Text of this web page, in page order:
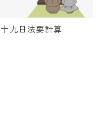
九日法要計算